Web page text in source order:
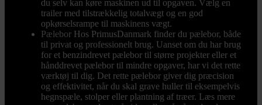
du selv kan køre maskinen ud til opgaven. Vælg en
trailer med tilstrækkelig totalvægt og en god
opkørselsrampe til maskinens vægt.
Pælebor Hos PrimusDanmark finder du pælebor, både
til privat og professionelt brug. Uanset om du har brug
for et benzindrevet pælebor til større projekter eller et
hånddrevet pælebor til mindre opgaver, har vi det rette
værktøj til dig. Det rette pælebor giver dig præcision
og effektivitet, når du skal grave huller til eksempelvis
hegnspæle, stolper eller plantning af træer. Læs mere